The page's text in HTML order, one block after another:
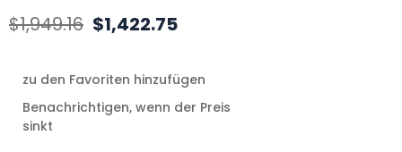
$1,949.16 $1,422.75
zu den Favoriten hinzufügen
Benachrichtigen, wenn der Preis
sinkt